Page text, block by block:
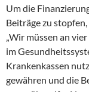
Um die
Beiträge zu
„Wir müssen an
im
Krankenkassen
gewähren und die